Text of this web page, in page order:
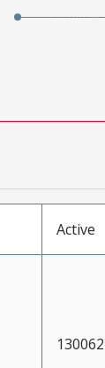
Active
130062